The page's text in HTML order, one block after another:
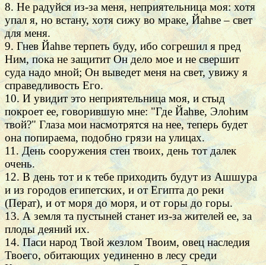
8. Не радуйся из-за меня, неприятельница моя: хотя
упал я, но встану, хотя сижу во мраке, Йаhве – свет
для меня.
9. Гнев Йаhве терпеть буду, ибо согрешил я пред
Ним, пока не защитит Он дело мое и не свершит
суда надо мной; Он выведет меня на свет, увижу я
справедливость Его.
10. И увидит это неприятельница моя, и стыд
покроет ее, говорившую мне: "Где Йаhве, Элоhим
твой?" Глаза мои насмотрятся на нее, теперь будет
она попираема, подобно грязи на улицах.
11. День сооружения стен твоих, день тот далек
очень.
12. В день тот и к тебе приходить будут из Ашшура
и из городов египетских, и от Египта до реки
(Перат), и от моря до моря, и от горы до горы.
13. А земля та пустыней станет из-за жителей ее, за
плоды деяний их.
14. Паси народ Твой жезлом Твоим, овец наследия
Твоего, обитающих уединенно в лесу среди